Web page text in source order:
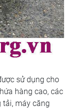
sử dụng cho
hàng cao, các
tải, máy căng